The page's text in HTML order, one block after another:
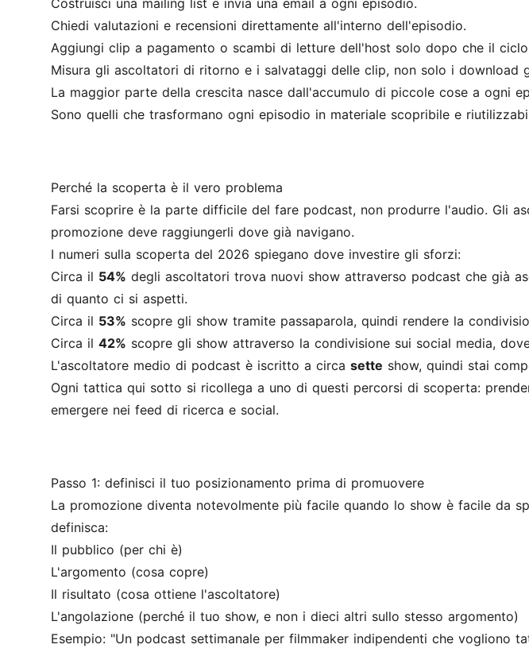
Costruisci una mailing list e invia una email a ogni episodio.
Chiedi valutazioni e recensioni direttamente all'interno dell'episodio.
Aggiungi clip a pagamento o scambi di letture dell'host solo dopo che il
Misura gli ascoltatori di ritorno e i salvataggi delle clip, non solo i download
La maggior parte della crescita nasce dall'accumulo di piccole cose a ogni
Sono quelli che trasformano ogni episodio in materiale scopribile e
Perché la scoperta è il vero problema
Farsi scoprire è la parte difficile del fare podcast, non produrre l'audio. Gli
promozione deve raggiungerli dove già navigano.
I numeri sulla scoperta del 2026 spiegano dove investire gli sforzi:
Circa il 54% degli ascoltatori trova nuovi show attraverso podcast che già
di quanto ci si aspetti.
Circa il 53% scopre gli show tramite passaparola, quindi rendere la
Circa il 42% scopre gli show attraverso la condivisione sui social media,
L'ascoltatore medio di podcast è iscritto a circa sette show, quindi stai
Ogni tattica qui sotto si ricollega a uno di questi percorsi di scoperta:
emergere nei feed di ricerca e social.
Passo 1: definisci il tuo posizionamento prima di promuovere
La promozione diventa notevolmente più facile quando lo show è facile da
definisca:
Il pubblico (per chi è)
L'argomento (cosa copre)
Il risultato (cosa ottiene l'ascoltatore)
L'angolazione (perché il tuo show, e non i dieci altri sullo stesso argomento)
Esempio: "Un podcast settimanale per filmmaker indipendenti che vogliono